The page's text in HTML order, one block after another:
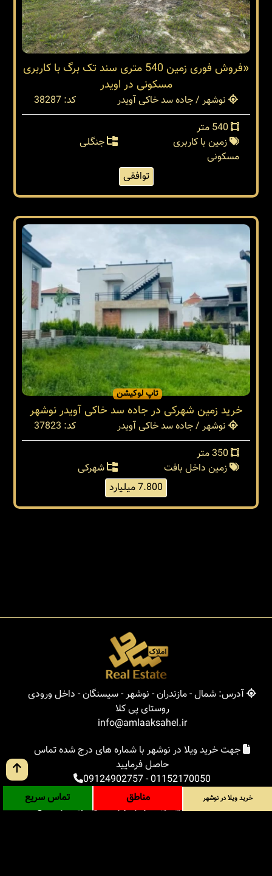
«فروش فوری زمین 540 متری سند تک برگ با کاربری
مسکونی در اویدر
نوشهر / جاده سد خاکی آویدر
کد: 38287
زمین با کاربری
مسکونی
جنگلی
توافقی
تاپ لوکیشن
خرید زمین شهرکی در جاده سد خاکی آویدر نوشهر
نوشهر / جاده سد خاکی آویدر
کد: 37823
زمین داخل بافت
شهرکی
7.800 میلیارد
آدرس: شمال - مازندران - نوشهر - سیسنگان - داخل ورودی
روستای پی کلا
info@amlaaksahel.ir
جهت خرید ویلا در نوشهر با شماره های درج شده تماس
حاصل فرمایید
01152170050
-
09124902757
املاک ساحل
خرید ویلا در نوشهر
خرید ویلا در شمال
خرید ویلا در نوشهر مناطق تماس سریع